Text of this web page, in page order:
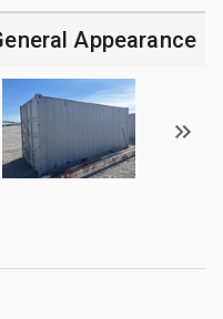
Appearance